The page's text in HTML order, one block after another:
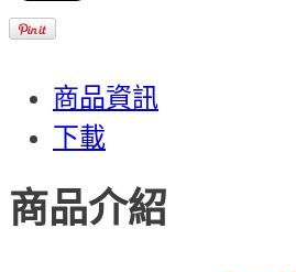
商品資訊
下載
商品介紹